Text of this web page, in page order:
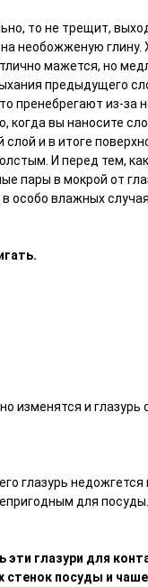
то не трещит,
необожженую глину.
мажется, но
предыдущего
пренебрегают из-за
когда вы наносите
и в итоге
И перед тем,
пары в мокрой от
особо влажных
изменятся и глазурь
глазурь
для посуды.
глазури для
стенок посуды и